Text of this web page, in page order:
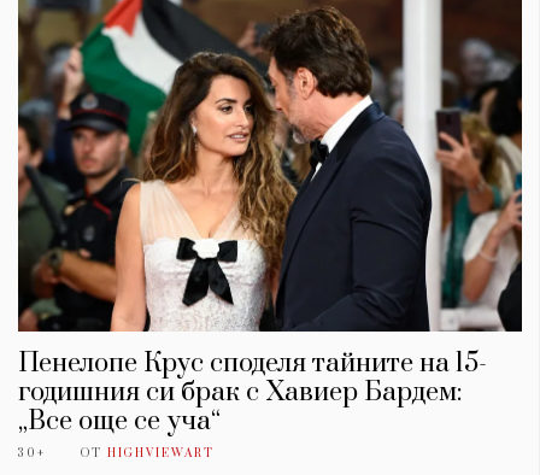
Пенелопе Крус споделя тайните на 15-
годишния си брак с Хавиер Бардем:
„Все още се уча“
30+ ОТ HIGHVIEWART